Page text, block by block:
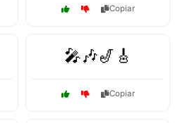
Copiar
🎤🎶🎷🎸
Copiar